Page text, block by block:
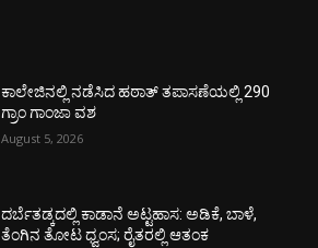
ಕಾಲೇಜಿನಲ್ಲಿ ನಡೆಸಿದ ಹಠಾತ್ ತಪಾಸಣೆಯಲ್ಲಿ 290
ಗ್ರಾಂ ಗಾಂಜಾ ವಶ
August 5, 2026
ದರ್ಬೆತಡ್ಕದಲ್ಲಿ ಕಾಡಾನೆ ಅಟ್ಟಹಾಸ: ಅಡಿಕೆ, ಬಾಳೆ,
ತೆಂಗಿನ ತೋಟ ಧ್ವಂಸ; ರೈತರಲ್ಲಿ ಆತಂಕ